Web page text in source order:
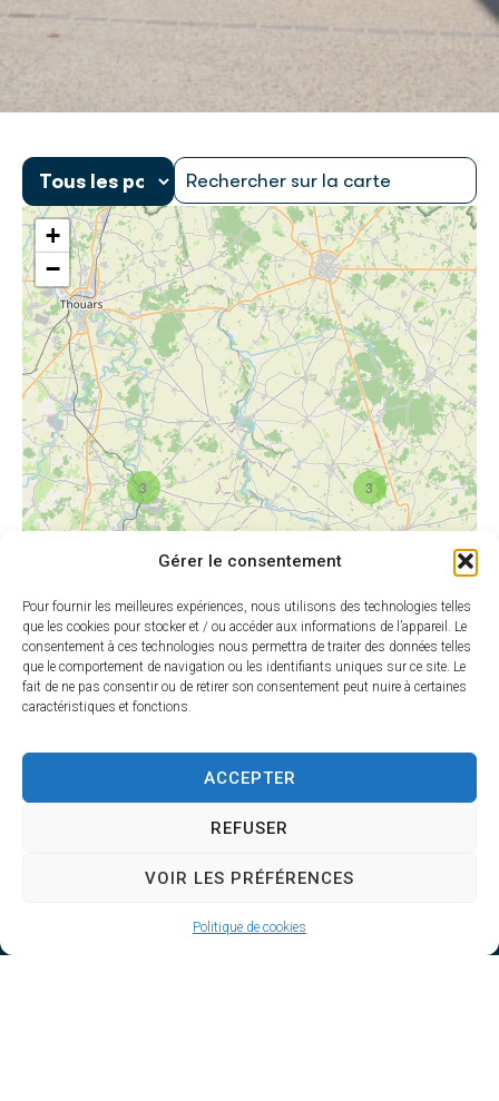
Gérer le consentement
Pour fournir les meilleures expériences, nous utilisons des technologies telles
que les cookies pour stocker et / ou accéder aux informations de l’appareil. Le
consentement à ces technologies nous permettra de traiter des données telles
que le comportement de navigation ou les identifiants uniques sur ce site. Le
fait de ne pas consentir ou de retirer son consentement peut nuire à certaines
caractéristiques et fonctions.
ACCEPTER
REFUSER
VOIR LES PRÉFÉRENCES
Politique de cookies
3
3
+
−
Leaflet|©OpenStreetMapcontributors